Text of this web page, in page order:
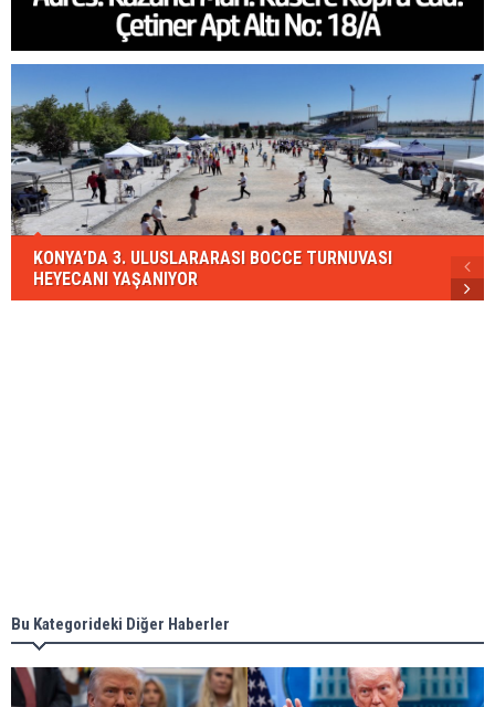
KONYA’DA 3. ULUSLARARASI BOCCE TURNUVASI
HEYECANI YAŞANIYOR
Bu Kategorideki Diğer Haberler